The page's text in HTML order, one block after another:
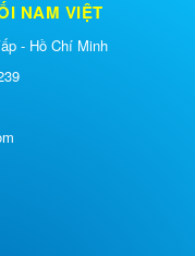
NAM VIỆT
- Hồ Chí Minh